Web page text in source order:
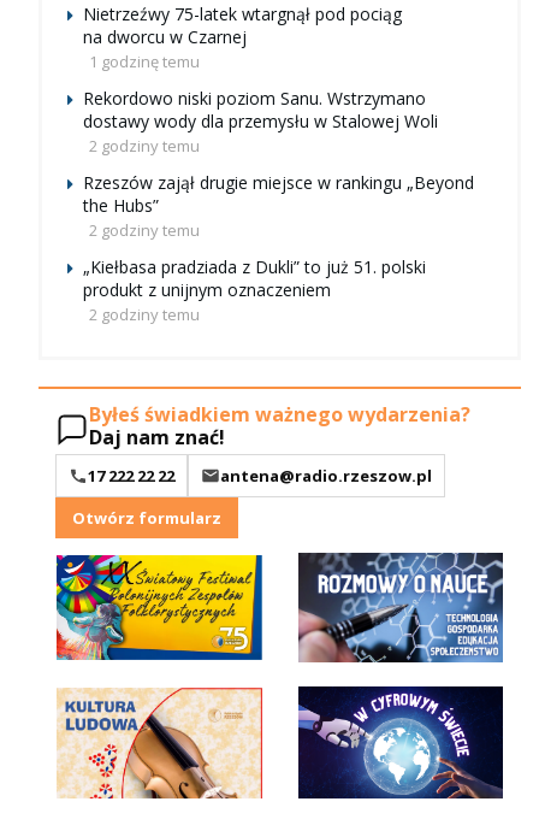
Nietrzeźwy 75-latek wtargnął pod pociąg
na dworcu w Czarnej
1 godzinę temu
Rekordowo niski poziom Sanu. Wstrzymano
dostawy wody dla przemysłu w Stalowej Woli
2 godziny temu
Rzeszów zajął drugie miejsce w rankingu „Beyond
the Hubs”
2 godziny temu
„Kiełbasa pradziada z Dukli” to już 51. polski
produkt z unijnym oznaczeniem
2 godziny temu
Byłeś świadkiem ważnego wydarzenia?
Daj nam znać!
17 222 22 22
antena@radio.rzeszow.pl
Otwórz formularz